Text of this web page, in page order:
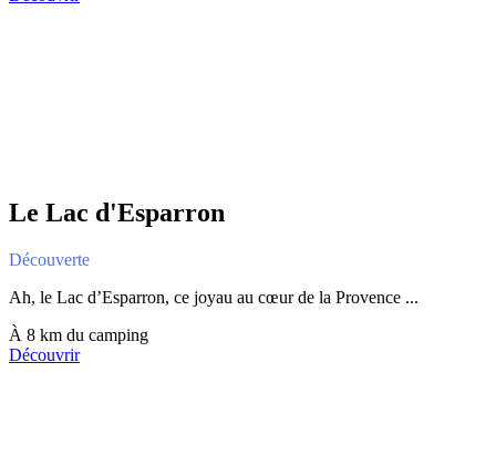
Le Lac d'Esparron
Découverte
Ah, le Lac d’Esparron, ce joyau au cœur de la Provence ...
À 8 km du camping
Découvrir